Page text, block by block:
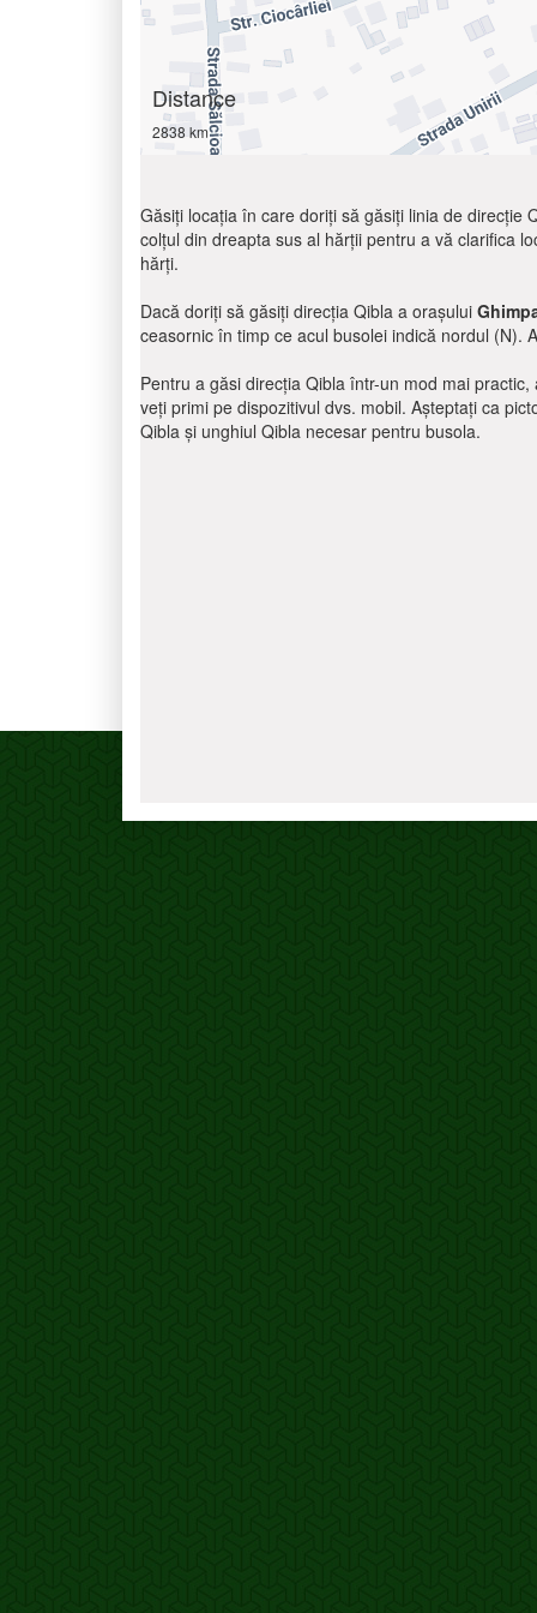
Distance
2838 km
Găsiți locația în care doriți să găsiți linia de direcție
colțul din dreapta sus al hărții pentru a vă clarifica
hărți.
Dacă doriți să găsiți direcția Qibla a orașului
ceasornic în timp ce acul busolei indică nordul (N).
Pentru a găsi direcția Qibla într-un mod mai
veți primi pe dispozitivul dvs. mobil. Așteptați ca
Qibla și unghiul Qibla necesar pentru busola.